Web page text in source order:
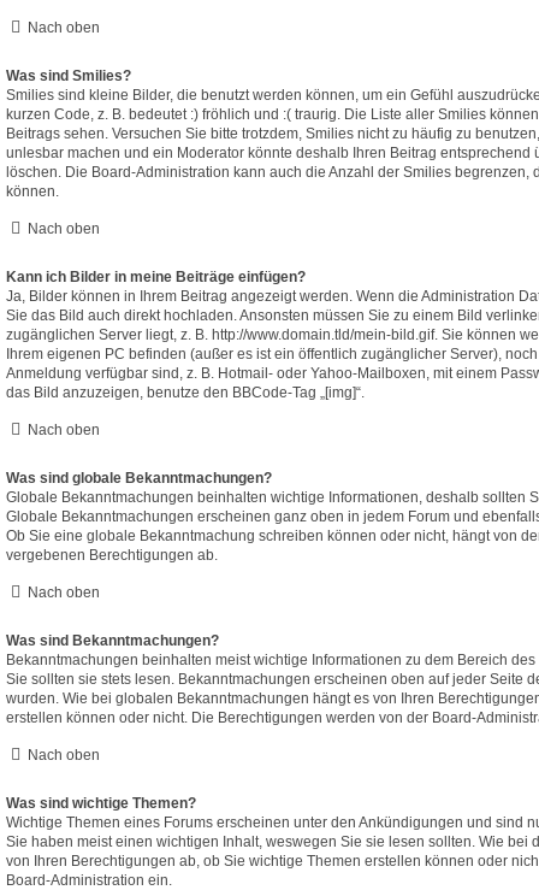
Nach oben
Was sind Smilies?
Smilies sind kleine Bilder, die benutzt werden können, um ein Gefühl
kurzen Code, z. B. bedeutet :) fröhlich und :( traurig. Die Liste aller Smilies
Beitrags sehen. Versuchen Sie bitte trotzdem, Smilies nicht zu häufig zu
unlesbar machen und ein Moderator könnte deshalb Ihren Beitrag entsprechend
löschen. Die Board-Administration kann auch die Anzahl der Smilies begrenzen,
können.
Nach oben
Kann ich Bilder in meine Beiträge einfügen?
Ja, Bilder können in Ihrem Beitrag angezeigt werden. Wenn die Administration
Sie das Bild auch direkt hochladen. Ansonsten müssen Sie zu einem Bild
zugänglichen Server liegt, z. B. http://www.domain.tld/mein-bild.gif. Sie können
Ihrem eigenen PC befinden (außer es ist ein öffentlich zugänglicher Server),
Anmeldung verfügbar sind, z. B. Hotmail- oder Yahoo-Mailboxen, mit einem
das Bild anzuzeigen, benutze den BBCode-Tag „[img]“.
Nach oben
Was sind globale Bekanntmachungen?
Globale Bekanntmachungen beinhalten wichtige Informationen, deshalb sollten
Globale Bekanntmachungen erscheinen ganz oben in jedem Forum und
Ob Sie eine globale Bekanntmachung schreiben können oder nicht, hängt von
vergebenen Berechtigungen ab.
Nach oben
Was sind Bekanntmachungen?
Bekanntmachungen beinhalten meist wichtige Informationen zu dem Bereich
Sie sollten sie stets lesen. Bekanntmachungen erscheinen oben auf jeder Seite
wurden. Wie bei globalen Bekanntmachungen hängt es von Ihren
erstellen können oder nicht. Die Berechtigungen werden von der Board-
Nach oben
Was sind wichtige Themen?
Wichtige Themen eines Forums erscheinen unter den Ankündigungen und sind
Sie haben meist einen wichtigen Inhalt, weswegen Sie sie lesen sollten. Wie bei
von Ihren Berechtigungen ab, ob Sie wichtige Themen erstellen können oder
Board-Administration ein.